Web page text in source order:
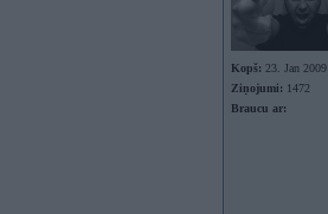
Kopš: 23. Jan 2009
Ziņojumi: 1472
Braucu ar: